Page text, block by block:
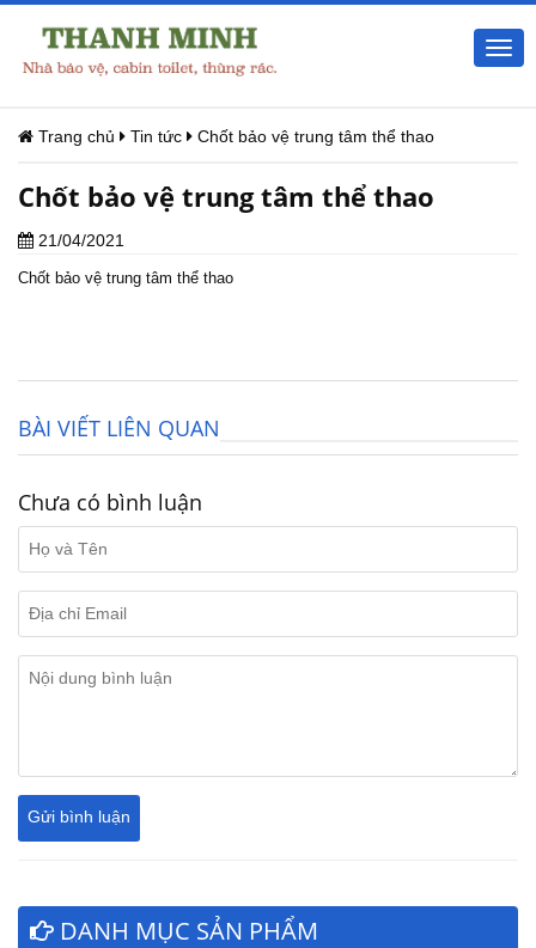
Trang chủ Tin tức Chốt bảo vệ trung tâm thể thao
Chốt bảo vệ trung tâm thể thao
21/04/2021
Chốt bảo vệ trung tâm thể thao
BÀI VIẾT LIÊN QUAN
Chưa có bình luận
DANH MỤC SẢN PHẨM